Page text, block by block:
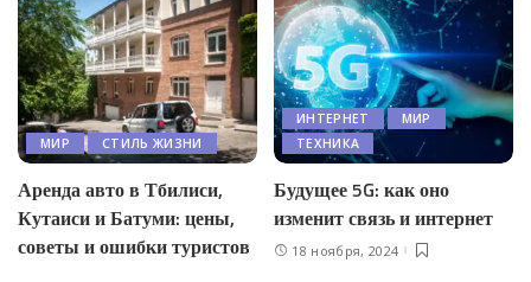
МИР СТИЛЬ ЖИЗНИ
Аренда авто в Тбилиси,
Кутаиси и Батуми: цены,
советы и ошибки туристов
ИНТЕРНЕТ
МИР
ТЕХНИКА
Будущее 5G: как оно
изменит связь и интернет
18 ноября, 2024